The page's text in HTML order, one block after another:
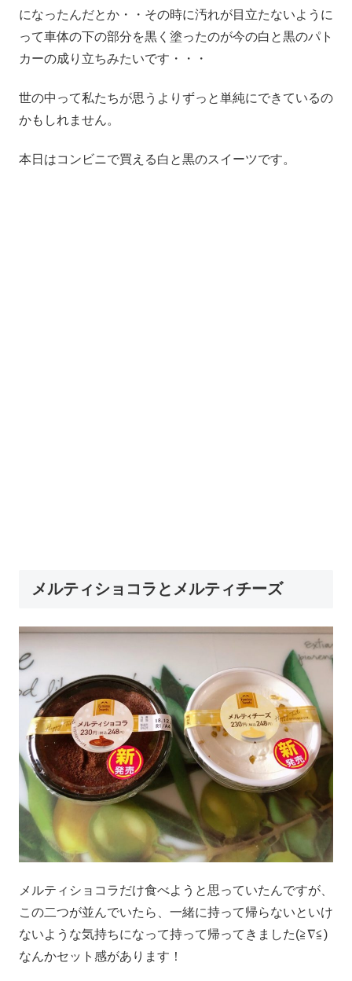
になったんだとか・・その時に汚れが目立たないように
って車体の下の部分を黒く塗ったのが今の白と黒のパト
カーの成り立ちみたいです・・・
世の中って私たちが思うよりずっと単純にできているの
かもしれません。
本日はコンビニで買える白と黒のスイーツです。
メルティショコラとメルティチーズ
メルティショコラだけ食べようと思っていたんですが、
この二つが並んでいたら、一緒に持って帰らないといけ
ないような気持ちになって持って帰ってきました(≧∇≦)
なんかセット感があります！